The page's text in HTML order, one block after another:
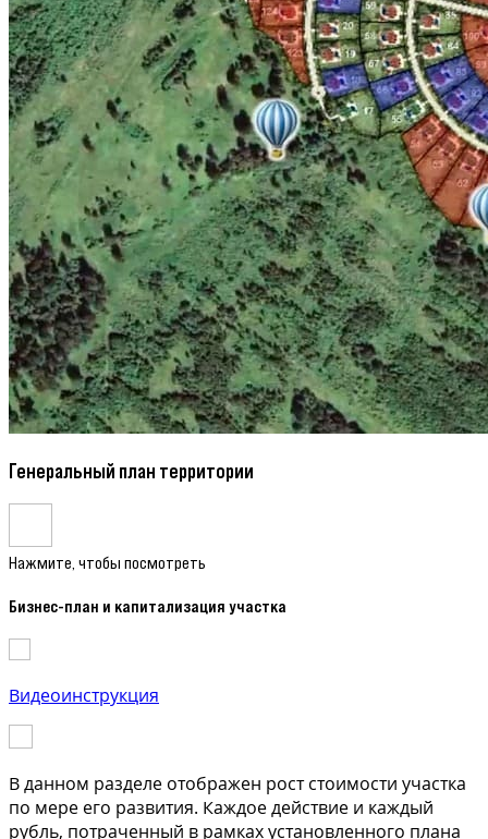
Генеральный план территории
Нажмите, чтобы посмотреть
Бизнес-план и капитализация участка
Видеоинструкция
В данном разделе отображен рост стоимости участка
по мере его развития. Каждое действие и каждый
рубль, потраченный в рамках установленного плана